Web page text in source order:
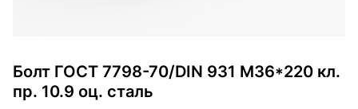
Болт ГОСТ 7798-70/DIN 931 М36*220 кл.
пр. 10.9 оц. сталь